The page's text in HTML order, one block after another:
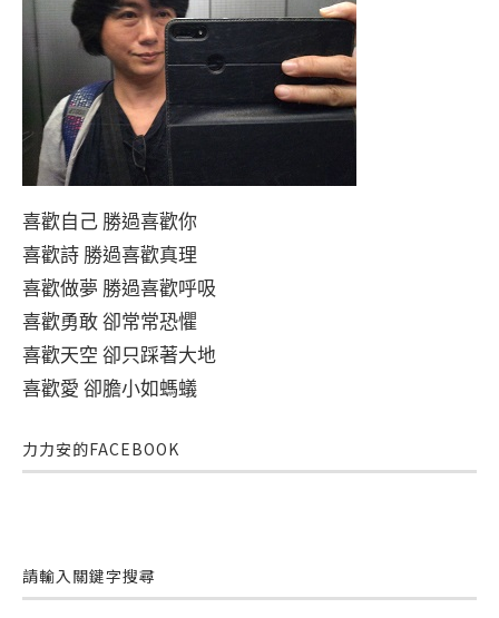
喜歡自己 勝過喜歡你
喜歡詩 勝過喜歡真理
喜歡做夢 勝過喜歡呼吸
喜歡勇敢 卻常常恐懼
喜歡天空 卻只踩著大地
喜歡愛 卻膽小如螞蟻
力力安的FACEBOOK
請輸入關鍵字搜尋